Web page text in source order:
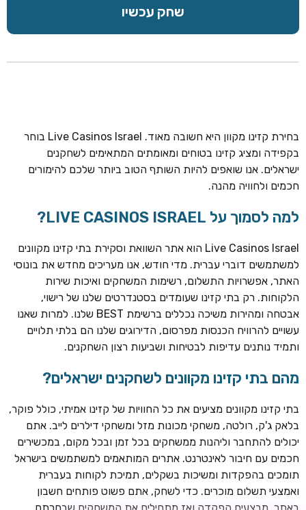
חבילת קבלת פנים: בונוס 100% עד 300€ + 100 ספיני בונוס על
ההפקדה הראשונה
CASOO
בונוס מתגלגל עד 2,000 ₪ + 200 ספינים חינם לשחקנים
חדשים
ROYSPINS
חינם על ההפקדות הראשונות
שחק עכשיו
בחירת קזינו מקוון היא חשובה מאוד. Live Casinos Israel בוחר
בקפידה ומציג קזינו בטוחים ומאומתים המתאימים לשחקנים
ישראלים. אנו שואפים להיות השותף הטוב ביותר שלכם להימורים
חכמים ולחוויה מהנה.
למה לסמוך על LIVE CASINOS ISRAEL?
Live Casinos Israel הוא אתר השוואת וסקירת בתי קזינו מקוונים
למשתמשים דוברי עברית. מדי חודש, אנו מעריכים מחדש את בונוסי
האתר, אפשרויות התשלום, רשימות המשחקים ואיכות שירות
הלקוחות. רק בתי קזינו שעומדים בסטנדרטים שלנו של רישוי,
אבטחה ומהירות משיכה נכללים ברשימת BEST שלנו. למרות שאנו
עשויים להרוויח הכנסות מפרסום, הדירוגים שלנו הם בלתי תלויים
ותמיד נותנים עדיפות לבטיחות ושביעות רצון השחקנים.
מהם בתי קזינו מקוונים לשחקנים ישראלים?
בתי קזינו מקוונים מציעים את כל החוויות של קזינו אמיתי, כולל פוקר,
בלאק ג'ק, רולטה, משחקי מכונות מזל ומשחקי דילרים לייב. אתם
יכולים להתחבר וליהנות ממשחקים בכל זמן ובכל מקום, במכשירים
חכמים עם חיבור לאינטרנט. אתרים המותאמים למשתמשים בישראל
תומכים בהפקדות ומשיכות בשקלים, תמיכת לקוחות בעברית
ואמצעי תשלום מוכרים. כדי לשחק, אתם פשוט פותחים חשבון